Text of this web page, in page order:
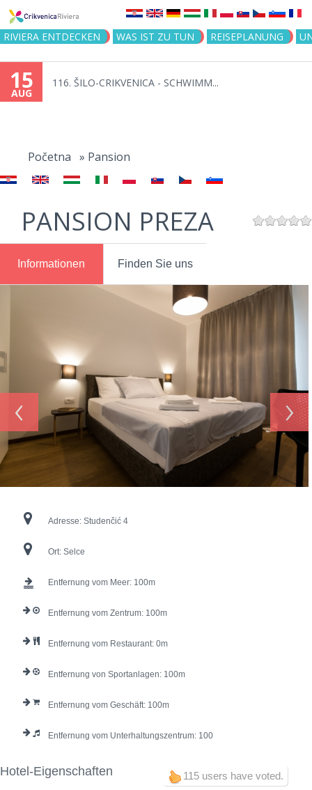
Jump to navigation
RIVIERA ENTDECKEN WAS IST ZU TUN REISEPLANUNG
15
AUG
116. ŠILO-CRIKVENICA - SCHWIMM...
here
Početna » Pansion
PANSION PREZA
Informationen Finden Sie uns
‹ ›
Adresse: Studenčić 4
Ort: Selce
Entfernung vom Meer: 100
Entfernung vom Zentrum: 100
Entfernung vom Restaurant: 0
Entfernung von Sportanlagen: 100
Entfernung vom Geschäft: 100
Entfernung vom Unterhaltungszentrum: 100
115 users have voted.
Hotel-Eigenschaften